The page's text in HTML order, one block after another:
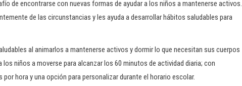
de encontrarse con nuevas formas de ayudar a los niños a mantenerse activos.
de las circunstancias y les ayuda a desarrollar hábitos saludables para
al animarlos a mantenerse activos y dormir lo que necesitan sus cuerpos
niños a moverse para alcanzar los 60 minutos de actividad diaria; con
hora y una opción para personalizar durante el horario escolar.